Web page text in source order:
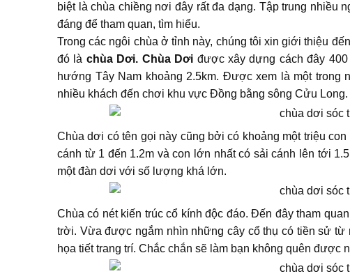
biệt là chùa chiềng nơi đây rất đa dạng. Tập trung nhiều
đáng để tham quan, tìm hiểu.
Trong các ngôi chùa ở tỉnh này, chúng tôi xin giới thiệu
đó là chùa Dơi. Chùa Dơi được xây dựng cách đây 400
hướng Tây Nam khoảng 2.5km. Được xem là một trong
nhiều khách đến chơi khu vực Đồng bằng sông Cửu Long.
Chùa dơi có tên gọi này cũng bởi có khoảng một triệu
cánh từ 1 đến 1.2m và con lớn nhất có sải cánh lên tới
một đàn dơi với số lượng khá lớn.
Chùa có nét kiến trúc cổ kính độc đáo. Đến đây tham
trời. Vừa được ngắm nhìn những cây cổ thụ có tiền sử
họa tiết trang trí. Chắc chắn sẽ làm bạn không quên được